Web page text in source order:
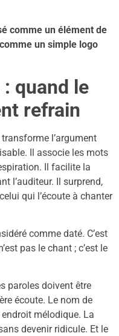
comme un élément de
un simple logo
quand le
refrain
l’argument
Il associe les mots
Il facilite la
l’auditeur. Il surprend,
qui l’écoute à chanter
comme daté. C’est
pas le chant ; c’est le
paroles doivent être
écoute. Le nom de
mélodique. La
devenir ridicule. Et le